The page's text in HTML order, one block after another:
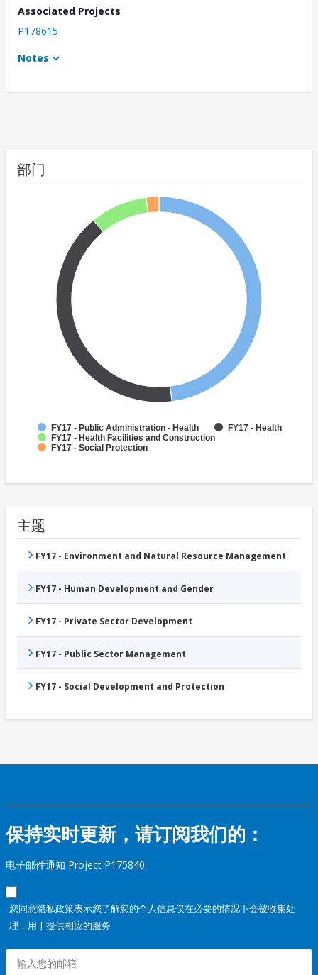
Associated Projects
P178615
Notes
部门
FY17 - Public Administration - Health
FY17 - Health
FY17 - Health Facilities and Construction
FY17 - Social Protection
主题
FY17 - Environment and Natural Resource Management
FY17 - Human Development and Gender
FY17 - Private Sector Development
FY17 - Public Sector Management
FY17 - Social Development and Protection
保持实时更新，请订阅我们的：
电子邮件通知 Project P175840
您同意隐私政策表示您了解您的个人信息仅在必要的情况下会被收集处
理，用于提供相应的服务